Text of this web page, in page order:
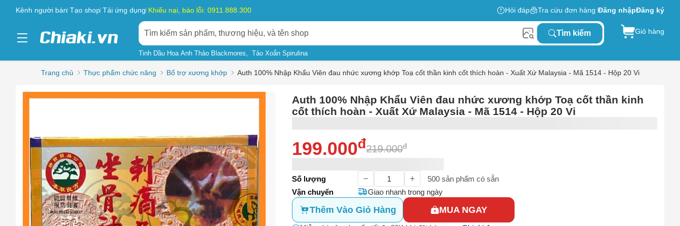
Kênh người bán Tạo shop Tải ứng dụng Khiếu nại, báo lỗi: 0911.888.300 Hỏi đáp Tra cứu đơn hàng Đăng nhậpĐăng ký
Tìm kiếm
Tinh Dầu Hoa Anh Thảo Blackmores Tảo Xoắn Spirulina
Giỏ hàng
Trang chủ Thực phẩm chức năng Bổ trợ xương khớp Auth 100% Nhập Khẩu Viên đau nhức xương khớp Toạ cốt thần kinh cốt thích hoàn - Xuất Xứ Malaysia - Mã 1514 - Hộp 20 Vi
Auth 100% Nhập Khẩu Viên đau nhức xương khớp Toạ cốt thần kinh
cốt thích hoàn - Xuất Xứ Malaysia - Mã 1514 - Hộp 20 Vi
199.000đ219.000đ
Số lượng 500 sản phẩm có sẵn
Vận chuyển
Giao nhanh trong ngày
Thêm Vào Giỏ Hàng MUA NGAY
Chọn lý do
Sản phẩm có dấu hiệu lừa đảo
Hàng giả, hàng nháiBạn gặp vấn đề vềSản phẩmhayMua hàng?